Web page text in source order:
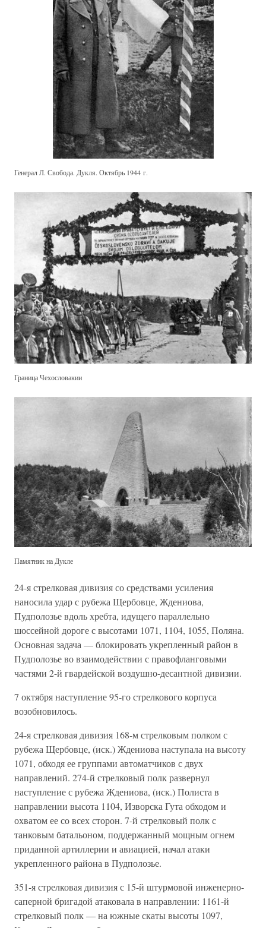
Генерал Л. Свобода. Дукля. Октябрь 1944 г.
Граница Чехословакии
Памятник на Дукле
24-я стрелковая дивизия со средствами усиления
наносила удар с рубежа Щербовце, Ждениова,
Пудполозье вдоль хребта, идущего параллельно
шоссейной дороге с высотами 1071, 1104, 1055, Поляна.
Основная задача — блокировать укрепленный район в
Пудполозье во взаимодействии с правофланговыми
частями 2-й гвардейской воздушно-десантной дивизии.
7 октября наступление 95-го стрелкового корпуса
возобновилось.
24-я стрелковая дивизия 168-м стрелковым полком с
рубежа Щербовце, (иск.) Ждениова наступала на высоту
1071, обходя ее группами автоматчиков с двух
направлений. 274-й стрелковый полк развернул
наступление с рубежа Ждениова, (иск.) Полиста в
направлении высота 1104, Изворска Гута обходом и
охватом ее со всех сторон. 7-й стрелковый полк с
танковым батальоном, поддержанный мощным огнем
приданной артиллерии и авиацией, начал атаки
укрепленного района в Пудполозье.
351-я стрелковая дивизия с 15-й штурмовой инженерно-
саперной бригадой атаковала в направлении: 1161-й
стрелковый полк — на южные скаты высоты 1097,